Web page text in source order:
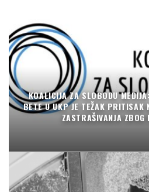
KOALICIJA ZA SLOBODU
BETE U UKP JE TEŽAK PRITISAK
ZASTRAŠIVANJA ZBOG